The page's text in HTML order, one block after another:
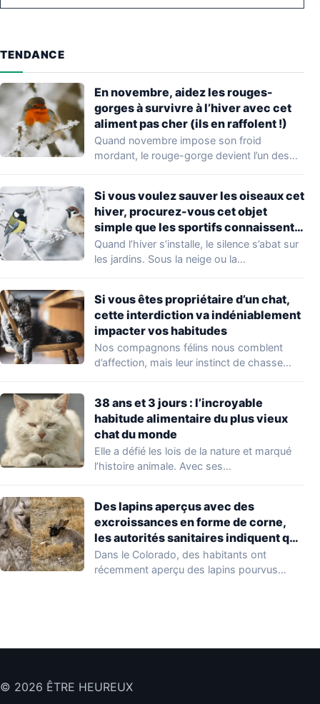
TENDANCE
En novembre, aidez les rouges-
gorges à survivre à l’hiver avec cet
aliment pas cher (ils en raffolent !)
Quand novembre impose son froid
mordant, le rouge-gorge devient l’un des
Si vous voulez sauver les oiseaux cet
hiver, procurez-vous cet objet
simple que les sportifs connaissent
bien
Quand l’hiver s’installe, le silence s’abat sur
les jardins. Sous la neige ou la…
Si vous êtes propriétaire d’un chat,
cette interdiction va indéniablement
impacter vos habitudes
Nos compagnons félins nous comblent
d’affection, mais leur instinct de chasse
38 ans et 3 jours : l’incroyable
habitude alimentaire du plus vieux
chat du monde
Elle a défié les lois de la nature et marqué
l’histoire animale. Avec ses…
Des lapins aperçus avec des
excroissances en forme de corne,
les autorités sanitaires indiquent que
le virus est « bénin »
Dans le Colorado, des habitants ont
récemment aperçu des lapins pourvus
© 2026 ÊTRE HEUREUX